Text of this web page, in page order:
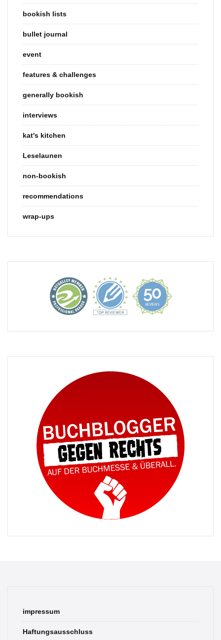
bookish lists
bullet journal
event
features & challenges
generally bookish
interviews
kat's kitchen
Leselaunen
non-bookish
recommendations
wrap-ups
impressum
Haftungsausschluss